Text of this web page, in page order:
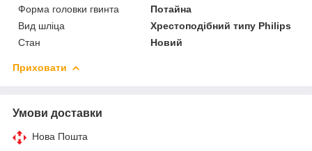
Форма головки гвинта
Потайна
Вид шліца
Хрестоподібний типу Philips
Стан
Новий
Приховати
Умови доставки
Нова Пошта